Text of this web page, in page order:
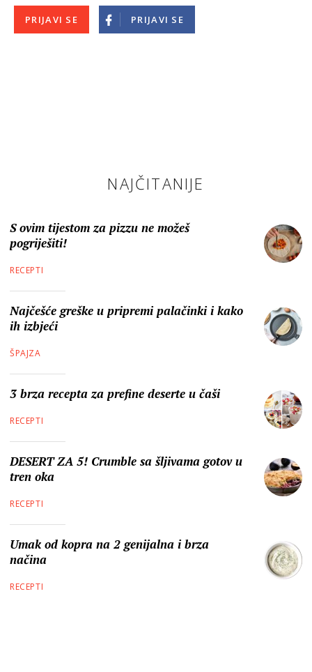
PRIJAVI SE PRIJAVI SE
NAJČITANIJE
S ovim tijestom za pizzu ne možeš
pogriješiti!
RECEPTI
Najčešće greške u pripremi palačinki i kako
ih izbjeći
ŠPAJZA
3 brza recepta za prefine deserte u čaši
RECEPTI
DESERT ZA 5! Crumble sa šljivama gotov u
tren oka
RECEPTI
Umak od kopra na 2 genijalna i brza
načina
RECEPTI